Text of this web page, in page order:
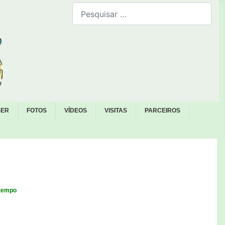
FOTOS VÍDEOS VISITAS PARCEIROS